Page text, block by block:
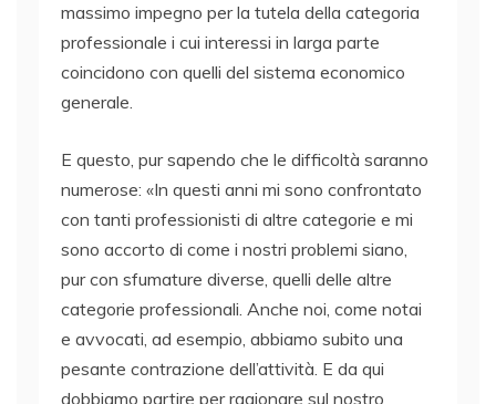
massimo impegno per la tutela della categoria
professionale i cui interessi in larga parte
coincidono con quelli del sistema economico
generale.
E questo, pur sapendo che le difficoltà saranno
numerose: «In questi anni mi sono confrontato
con tanti professionisti di altre categorie e mi
sono accorto di come i nostri problemi siano,
pur con sfumature diverse, quelli delle altre
categorie professionali. Anche noi, come notai
e avvocati, ad esempio, abbiamo subito una
pesante contrazione dell’attività. E da qui
dobbiamo partire per ragionare sul nostro